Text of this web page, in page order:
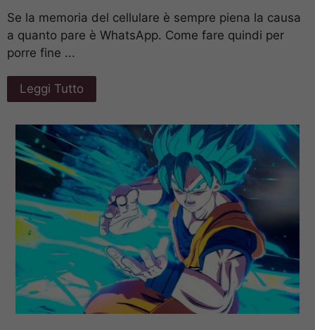
Se la memoria del cellulare è sempre piena la causa
a quanto pare è WhatsApp. Come fare quindi per
porre fine ...
Leggi Tutto